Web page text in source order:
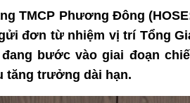
TMCP Phương Đông
đơn từ nhiệm vị trí Tổng
đang bước vào giai đoạn
tăng trưởng dài hạn.